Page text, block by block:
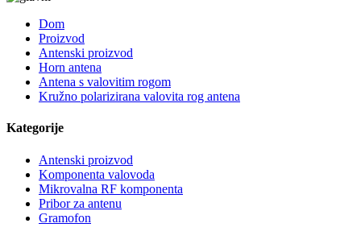
Dom
Proizvod
Antenski proizvod
Horn antena
Antena s valovitim rogom
Kružno polarizirana valovita rog antena
Kategorije
Antenski proizvod
Komponenta valovoda
Mikrovalna RF komponenta
Pribor za antenu
Gramofon